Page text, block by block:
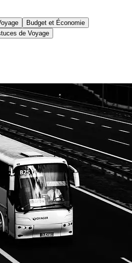
Budget et Économie
de Voyage